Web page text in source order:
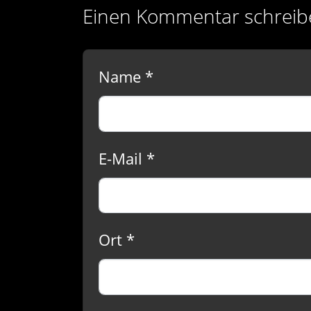
Einen Kommentar
Name *
E-Mail *
Ort *